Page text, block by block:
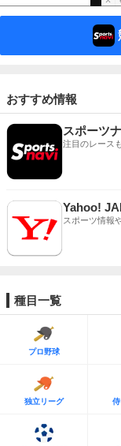
おすすめ情報
スポーツ
注目のレース
Yahoo!
スポーツ情報
種目一覧
プロ野球
独立リーグ